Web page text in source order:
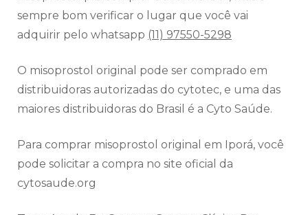
sempre bom verificar o lugar que você vai
adquirir pelo whatsapp (11) 97550-5298
O misoprostol original pode ser comprado em
distribuidoras autorizadas do cytotec, e uma das
maiores distribuidoras do Brasil é a Cyto Saúde.
Para comprar misoprostol original em Iporá, você
pode solicitar a compra no site oficial da
cytosaude.org